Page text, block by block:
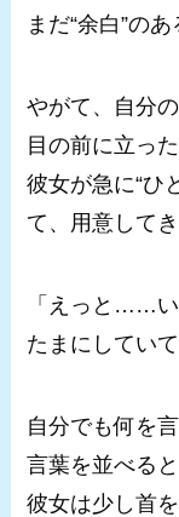
まだ“余白”の
やがて、自分の
目の前に立っ
彼女が急に“ひ
て、用意して
「えっと……
たまにしてい
自分でも何を
言葉を並べると
彼女は少し首